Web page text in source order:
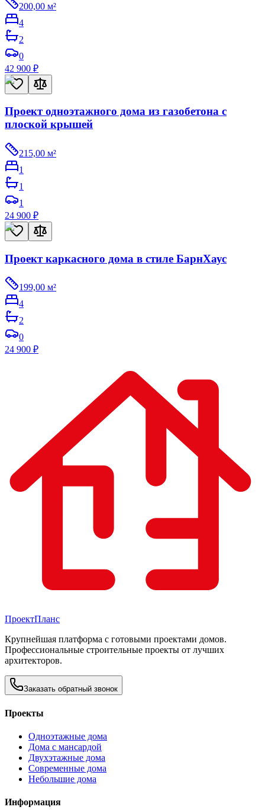
200,00 м²
4
2
0
42 900 ₽
Проект одноэтажного дома из газобетона с
плоской крышей
215,00 м²
1
1
1
24 900 ₽
Проект каркасного дома в стиле БарнХаус
199,00 м²
4
2
0
24 900 ₽
ПроектПланс
Крупнейшая платформа с готовыми проектами домов.
Профессиональные строительные проекты от лучших
архитекторов.
Заказать обратный звонок
Проекты
Одноэтажные дома
Дома с мансардой
Двухэтажные дома
Современные дома
Небольшие дома
Информация